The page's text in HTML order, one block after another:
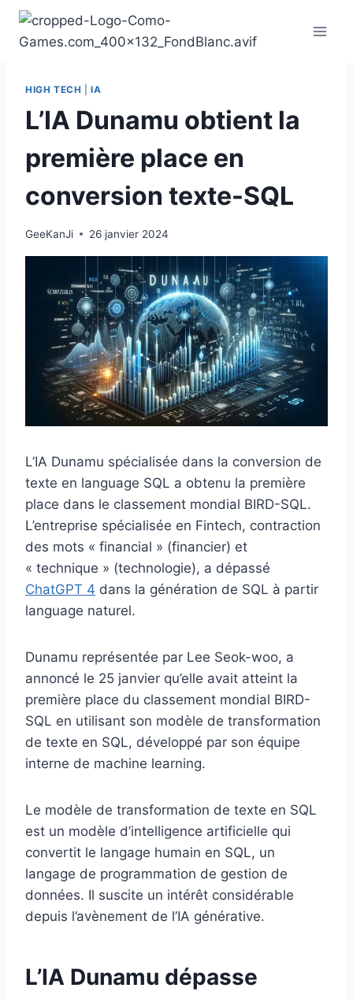
Aller
contenu
HIGH TECH |IA
L’IA Dunamu obtient la
première place en
conversion texte-SQL
GeeKanJi 26 janvier 2024
L’IA Dunamu spécialisée dans la conversion de
texte en language SQL a obtenu la première
place dans le classement mondial BIRD-SQL.
L’entreprise spécialisée en Fintech, contraction
des mots « financial » (financier) et
« technique » (technologie), a dépassé
ChatGPT 4 dans la génération de SQL à partir
language naturel.
Dunamu représentée par Lee Seok-woo, a
annoncé le 25 janvier qu’elle avait atteint la
première place du classement mondial BIRD-
SQL en utilisant son modèle de transformation
de texte en SQL, développé par son équipe
interne de machine learning.
Le modèle de transformation de texte en SQL
est un modèle d’intelligence artificielle qui
convertit le langage humain en SQL, un
langage de programmation de gestion de
données. Il suscite un intérêt considérable
depuis l’avènement de l’IA générative.
L’IA Dunamu dépasse